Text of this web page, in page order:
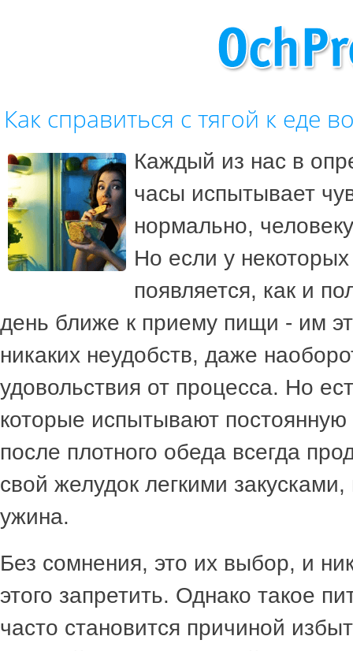
Как справиться с тягой к еде
Каждый из нас в
часы испытывает
нормально,
Но если у некоторых
появляется, как и
день ближе к приему пищи - им
никаких неудобств, даже
удовольствия от процесса. Но
которые испытывают постоянную
после плотного обеда всегда
свой желудок легкими
ужина.
Без сомнения, это их выбор, и
этого запретить. Однако такое
часто становится причиной